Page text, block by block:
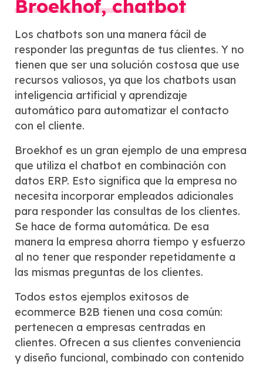
Broekhof, chatbot
Los chatbots son una manera fácil de
responder las preguntas de tus clientes. Y no
tienen que ser una solución costosa que use
recursos valiosos, ya que los chatbots usan
inteligencia artificial y aprendizaje
automático para automatizar el contacto
con el cliente.
Broekhof es un gran ejemplo de una empresa
que utiliza el chatbot en combinación con
datos ERP. Esto significa que la empresa no
necesita incorporar empleados adicionales
para responder las consultas de los clientes.
Se hace de forma automática. De esa
manera la empresa ahorra tiempo y esfuerzo
al no tener que responder repetidamente a
las mismas preguntas de los clientes.
Todos estos ejemplos exitosos de
ecommerce B2B tienen una cosa común:
pertenecen a empresas centradas en
clientes. Ofrecen a sus clientes conveniencia
y diseño funcional, combinado con contenido